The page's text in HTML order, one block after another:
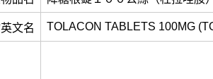
文名 TOLACON TABLETS 100MG